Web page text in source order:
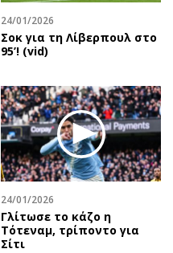
24/01/2026
Σοκ για τη Λίβερπουλ στο
95’! (vid)
24/01/2026
Γλίτωσε το κάζο η
Τότεναμ, τρίποντο για
Σίτι